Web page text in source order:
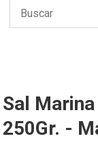
Sal
250Gr. -